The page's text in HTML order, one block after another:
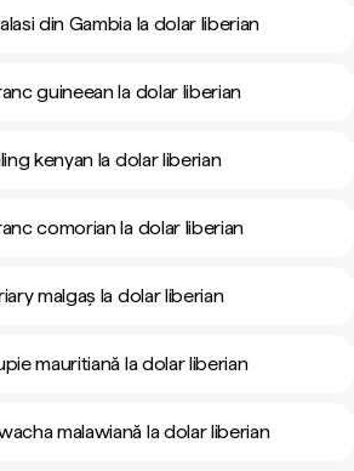
din Gambia la dolar liberian
guineean la dolar liberian
kenyan la dolar liberian
comorian la dolar liberian
malgaș la dolar liberian
mauritiană la dolar liberian
malawiană la dolar liberian